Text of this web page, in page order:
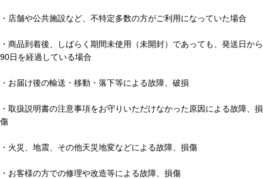
・店舗や公共施設など、不特定多数の方がご利用になっていた場合
・商品到着後、しばらく期間未使用（未開封）であっても、発送日から
90日を経過している場合
・お届け後の輸送・移動・落下等による故障、破損
・取扱説明書の注意事項をお守りいただけなかった原因による故障、損
傷
・火災、地震、その他天災地変などによる故障、損傷
・お客様の方での修理や改造等による故障、損傷